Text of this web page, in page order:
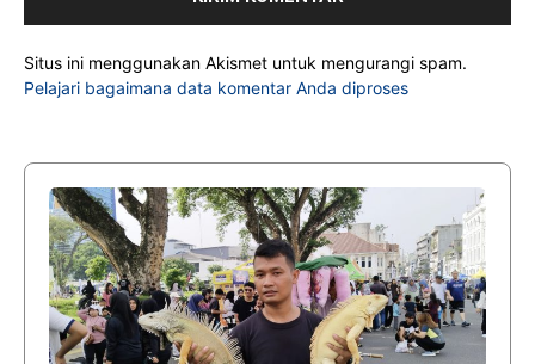
Situs ini menggunakan Akismet untuk mengurangi spam.
Pelajari bagaimana data komentar Anda diproses